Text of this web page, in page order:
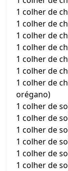
1 colher de
1 colher de
1 colher de
1 colher de
1 colher de
1 colher de
1 colher de
orégano)
1 colher de
1 colher de
1 colher de
1 colher de
1 colher de
1 colher de